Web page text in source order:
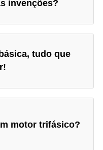
invenções?
tudo que
motor trifásico?